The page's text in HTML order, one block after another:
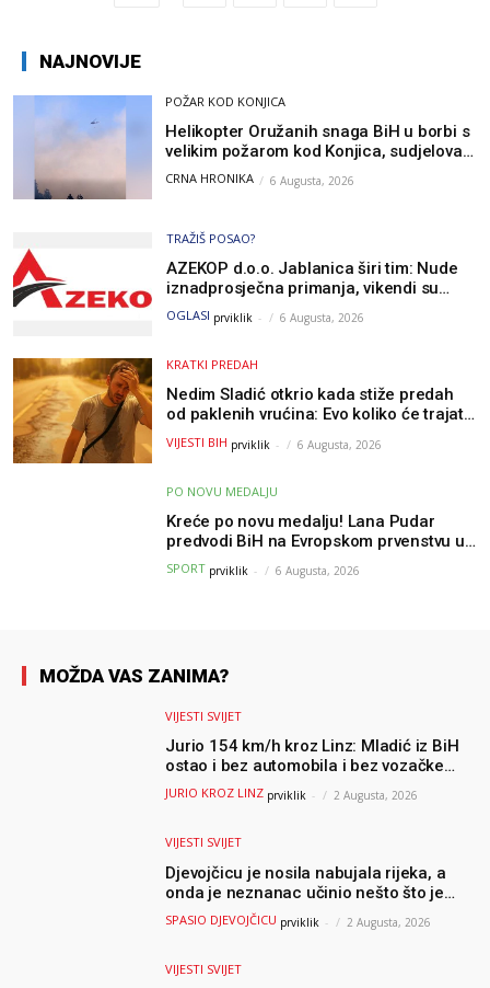
NAJNOVIJE
POŽAR KOD KONJICA
Helikopter Oružanih snaga BiH u borbi s
velikim požarom kod Konjica, sudjelovao
i Air Tractor
CRNA HRONIKA 6 Augusta, 2026
TRAŽIŠ POSAO?
AZEKOP d.o.o. Jablanica širi tim: Nude
iznadprosječna primanja, vikendi su
slobodni, traži se više radnika
OGLASI prviklik - 6 Augusta, 2026
KRATKI PREDAH
Nedim Sladić otkrio kada stiže predah
od paklenih vrućina: Evo koliko će trajati
osvježenje u BiH
VIJESTI BIH prviklik - 6 Augusta, 2026
PO NOVU MEDALJU
Kreće po novu medalju! Lana Pudar
predvodi BiH na Evropskom prvenstvu u
Parizu
SPORT prviklik - 6 Augusta, 2026
MOŽDA VAS ZANIMA?
VIJESTI SVIJET
Jurio 154 km/h kroz Linz: Mladić iz BiH
ostao i bez automobila i bez vozačke
dozvole
JURIO KROZ LINZ prviklik - 2 Augusta, 2026
VIJESTI SVIJET
Djevojčicu je nosila nabujala rijeka, a
onda je neznanac učinio nešto što je
mnoge ostavilo bez riječi
SPASIO DJEVOJČICU prviklik - 2 Augusta, 2026
VIJESTI SVIJET